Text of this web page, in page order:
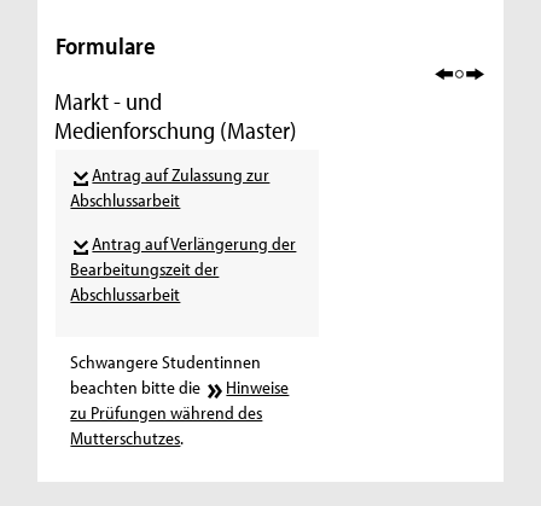
Formulare
Markt - und
Medienforschung (Master)
Antrag auf Zulassung zur
Abschlussarbeit
Antrag auf Verlängerung der
Bearbeitungszeit der
Abschlussarbeit
Schwangere Studentinnen
beachten bitte die
Hinweise
zu Prüfungen während des
Mutterschutzes.